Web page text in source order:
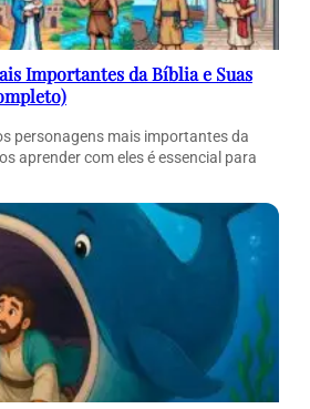
Importantes da Bíblia e Suas
personagens mais importantes da
aprender com eles é essencial para